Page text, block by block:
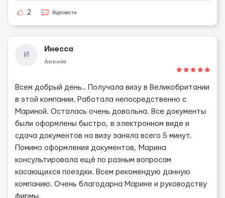
2 Відповісти
И
Инесса
Анонім
Всем добрый день.. Получала визу в Великобритании
в этой компании. Работала непосредственно с
Мариной. Осталась очень довольна. Все документы
были оформлены быстро, в электронном виде и
сдача документов на визу заняла всего 5 минут.
Помимо оформления документов, Марина
консультировала ещё по разным вопросам
касающихся поездки. Всем рекомендую данную
компанию. Очень благодарна Марине и руководству
фирмы.